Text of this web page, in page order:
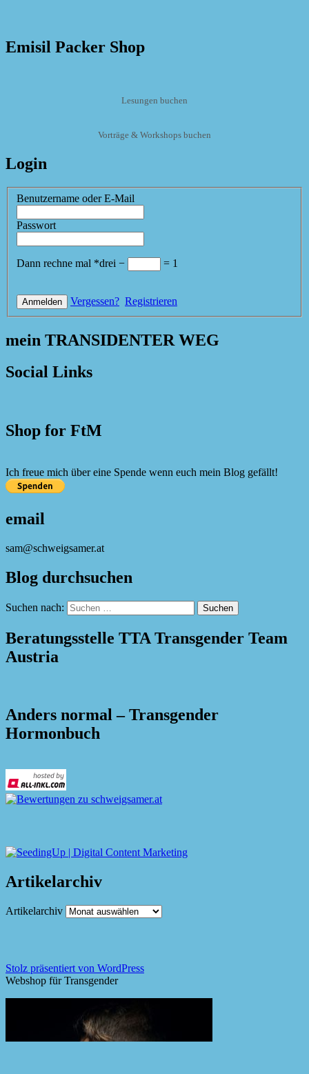
Emisil Packer Shop
Lesungen buchen
Vorträge & Workshops buchen
Login
Benutzername oder E-Mail
Passwort
Dann rechne mal *drei − = 1
Vergessen? Registrieren
mein TRANSIDENTER WEG
Social Links
Shop for FtM
Ich freue mich über eine Spende wenn euch mein Blog gefällt!
email
sam@schweigsamer.at
Blog durchsuchen
Suchen nach:
Beratungsstelle TTA Transgender Team
Austria
Anders normal – Transgender
Hormonbuch
Artikelarchiv
Artikelarchiv
Stolz präsentiert von WordPress
Webshop für Transgender